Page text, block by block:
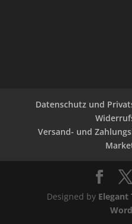
Datenschutz und
Versand- und
Designed by Elegant